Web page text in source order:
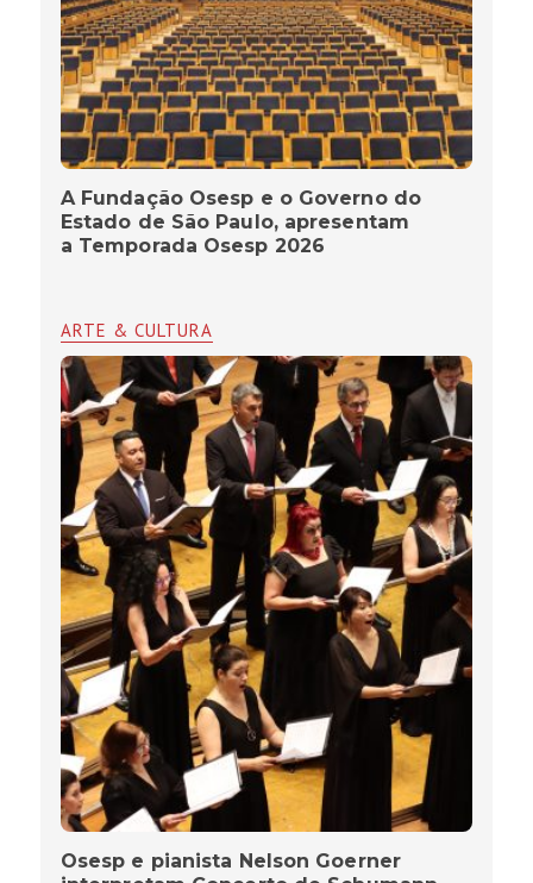
A Fundação Osesp e o Governo do
Estado de São Paulo, apresentam
a Temporada Osesp 2026
ARTE & CULTURA
Osesp e pianista Nelson Goerner